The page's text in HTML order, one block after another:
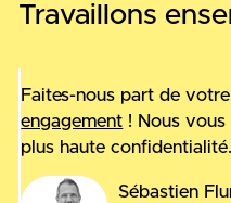
Travaillons
Faites-nous part de
engagement ! Nous vous
plus haute confidentialité.
Sébastien